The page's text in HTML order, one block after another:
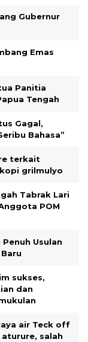
Gubernur
Emas
Panitia
Tengah
Gagal,
Bahasa”
terkait
grilmulyo
Tabrak Lari
POM
Usulan
sukses,
dan
air Teck off
salah